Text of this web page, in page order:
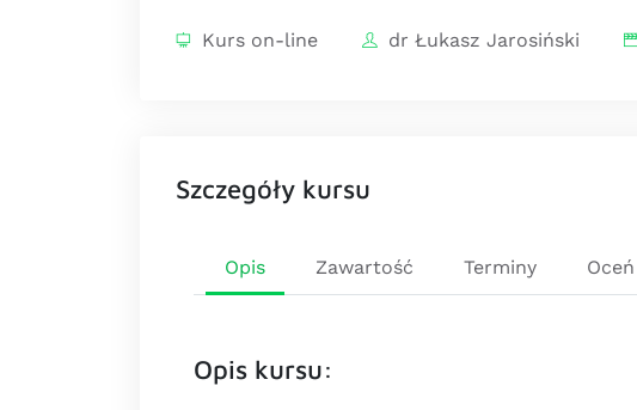
Kurs on-line dr Łukasz Jarosiński
Szczegóły kursu
Opis Zawartość Terminy Oceń
Opis kursu: